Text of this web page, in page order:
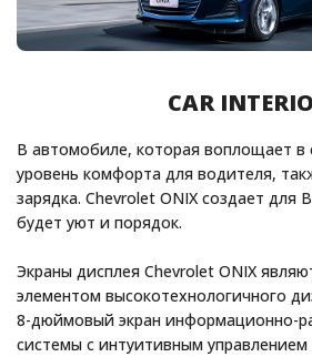
CAR
В автомобиле, которая воплощает в
уровень комфорта для водителя,
зарядка. Chevrolet ONIX создает для
будет уют и порядок.
Экраны дисплея Chevrolet ONIX
элементом высокотехнологичного
8-дюймовый экран информационно-
системы с интуитивным управлением